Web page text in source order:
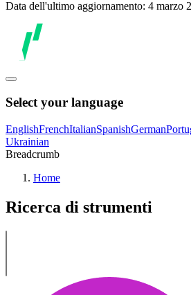
Data dell'ultimo aggiornamento: 4 marzo
Select your language
EnglishFrenchItalianSpanishGerman
Ukrainian
Breadcrumb
Home
Ricerca di strumenti